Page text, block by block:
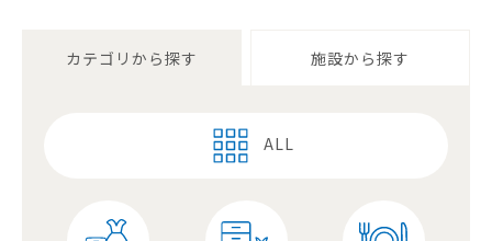
カテゴリから探す 施設から探す
ALL